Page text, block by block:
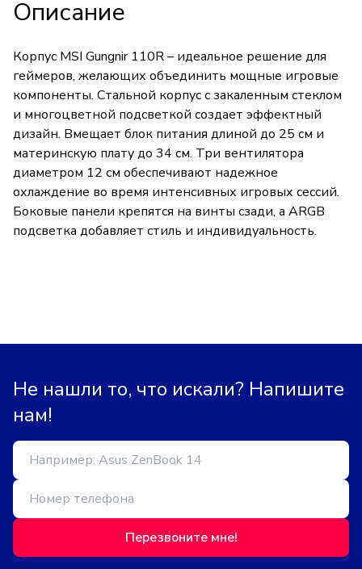
Описание
Корпус MSI Gungnir 110R – идеальное решение для
геймеров, желающих объединить мощные игровые
компоненты. Стальной корпус с закаленным стеклом
и многоцветной подсветкой создает эффектный
дизайн. Вмещает блок питания длиной до 25 см и
материнскую плату до 34 см. Три вентилятора
диаметром 12 см обеспечивают надежное
охлаждение во время интенсивных игровых сессий.
Боковые панели крепятся на винты сзади, а ARGB
подсветка добавляет стиль и индивидуальность.
Не нашли то, что искали? Напишите
нам!
Перезвоните мне!